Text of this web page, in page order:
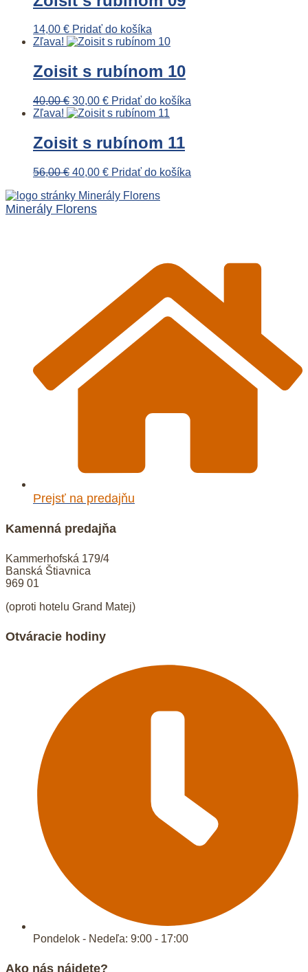
14,00 € Pridať do košíka
Zľava!
Zoisit s rubínom 10
40,00€ Pôvodná
cena
40,00 €.
30,00 €Aktuálna
cena
30,00 €.
Pridať do košíka
Zľava!
Zoisit s rubínom 11
56,00€ Pôvodná
bola:
56,00 €.
40,00 €Aktuálna
je:
Pridať do košíka
Minerály Florens
Prejsť na predajňu
Kamenná predajňa
Kammerhofská 179/4
Banská Štiavnica
969 01
(oproti hotelu Grand Matej)
Otváracie hodiny
Pondelok - Nedeľa: 9:00 - 17:00
Ako nás nájdete?